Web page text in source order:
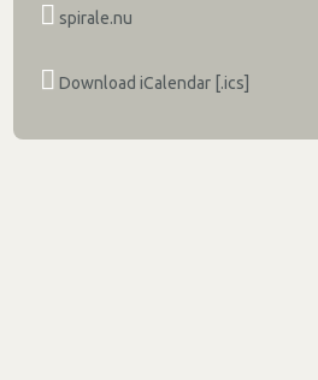
spirale.nu
Download iCalendar [.ics]